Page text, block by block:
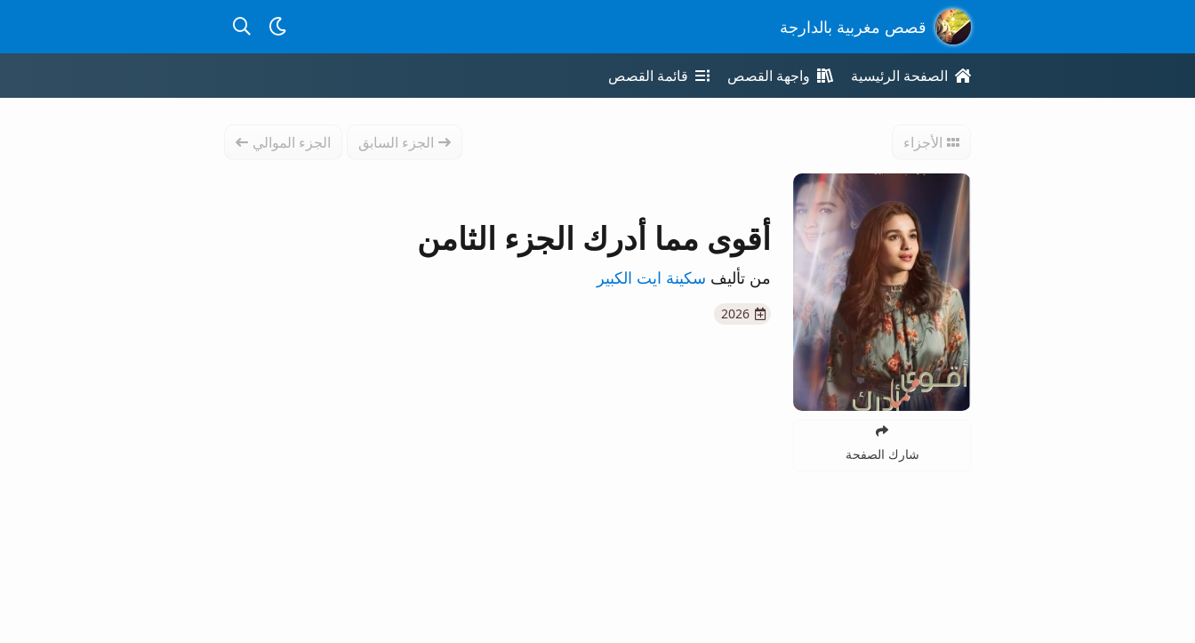
قصص مغربية بالدارجة بحث عن قصص بالدارجة
الصفحة الرئيسية واجهة القصص قائمة القصص
الأجزاء الجزء السابق الجزء الموالي
شارك الصفحة
أقوى مما أدرك الجزء الثامن
من تأليف سكينة ايت الكبير
2026